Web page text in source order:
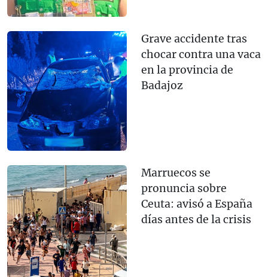
Grave accidente tras
chocar contra una vaca
en la provincia de
Badajoz
Marruecos se
pronuncia sobre
Ceuta: avisó a España
días antes de la crisis